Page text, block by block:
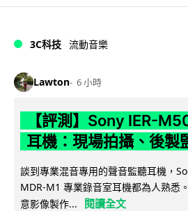
3C科技 流動音樂
Lawton 6 小時
【評測】Sony IER-
耳機：現場拍攝、後製
談到專業混音專用的聲音監聽耳機，
MDR-M1 專業錄音室耳機都為人熟悉
意影像製作...
閱讀全文